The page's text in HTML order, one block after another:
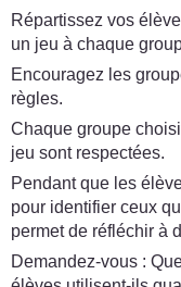
Répartissez vos
un jeu à chaque
Encouragez les
règles.
Chaque groupe
jeu sont respectées.
Pendant que les
pour identifier ceux
permet de réfléchir à
Demandez-vous :